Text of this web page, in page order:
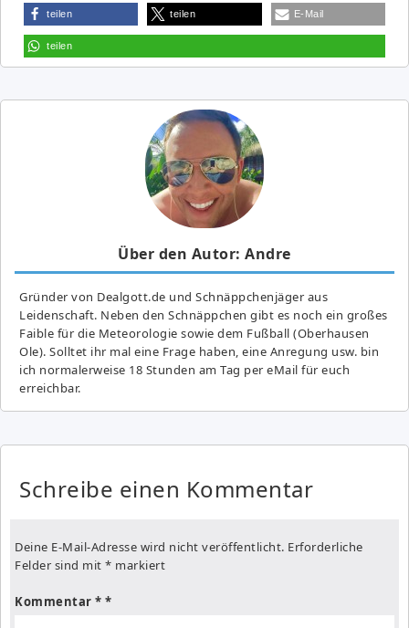
teilen teilen E-Mail
teilen
Über den Autor: Andre
Gründer von Dealgott.de und Schnäppchenjäger aus
Leidenschaft. Neben den Schnäppchen gibt es noch ein großes
Fai­ble für die Meteorologie sowie dem Fußball (Oberhausen
Ole). Solltet ihr mal eine Frage haben, eine Anregung usw. bin
ich normalerweise 18 Stunden am Tag per eMail für euch
erreichbar.
Schreibe einen Kommentar
Deine E-Mail-Adresse wird nicht veröffentlicht. Erforderliche
Felder sind mit * markiert
Kommentar *